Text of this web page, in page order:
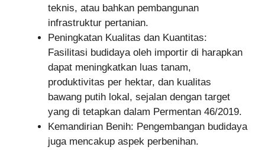
teknis, atau bahkan pembangunan
infrastruktur pertanian.
Peningkatan Kualitas dan Kuantitas:
Fasilitasi budidaya oleh importir di harapkan
dapat meningkatkan luas tanam,
produktivitas per hektar, dan kualitas
bawang putih lokal, sejalan dengan target
yang di tetapkan dalam Permentan 46/2019.
Kemandirian Benih: Pengembangan budidaya
juga mencakup aspek perbenihan.